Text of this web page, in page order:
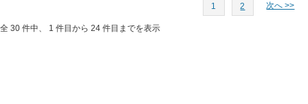
1 2 次へ >>
全 30 件中、 1 件目から 24 件目までを表示